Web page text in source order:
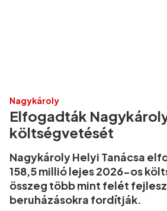
Nagykároly
Elfogadták
költségvetését
Nagykároly Helyi Tanácsa
158,5 millió lejes 2026-os
összeg több mint felét
beruházásokra fordítják.